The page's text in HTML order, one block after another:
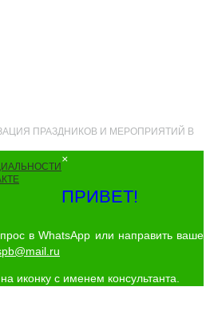
ПРАЗДНИКОВ И МЕРОПРИЯТИЙ В
×
ПРИВЕТ!
в WhatsApp или направить ваше
иконку с именем консультанта.